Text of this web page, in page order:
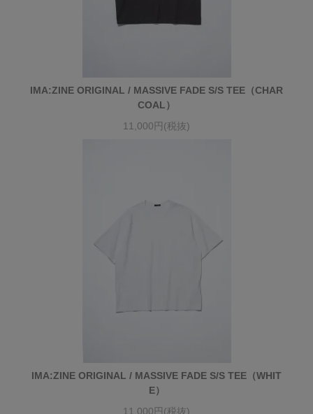
IMA:ZINE ORIGINAL / MASSIVE FADE S/S TEE（CHAR
COAL）
11,000円(税抜)
IMA:ZINE ORIGINAL / MASSIVE FADE S/S TEE（WHIT
E）
11,000円(税抜)